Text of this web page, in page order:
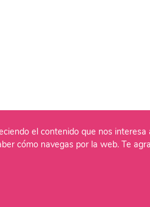
el contenido que nos interesa
cómo navegas por la web. Te